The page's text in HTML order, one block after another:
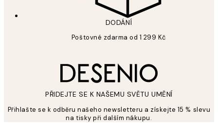
DODÁNÍ
Poštovné zdarma od 1 299 Kč
PŘIDEJTE SE K NAŠEMU SVĚTU UMĚNÍ
Přihlašte se k odběru našeho newsletteru a získejte 15 % slevu
na tisky při dalším nákupu.